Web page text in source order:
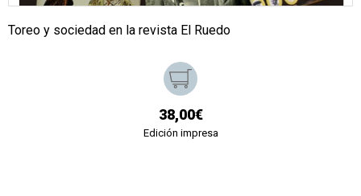
Toreo y sociedad en la revista El Ruedo
38,00€
Edición impresa